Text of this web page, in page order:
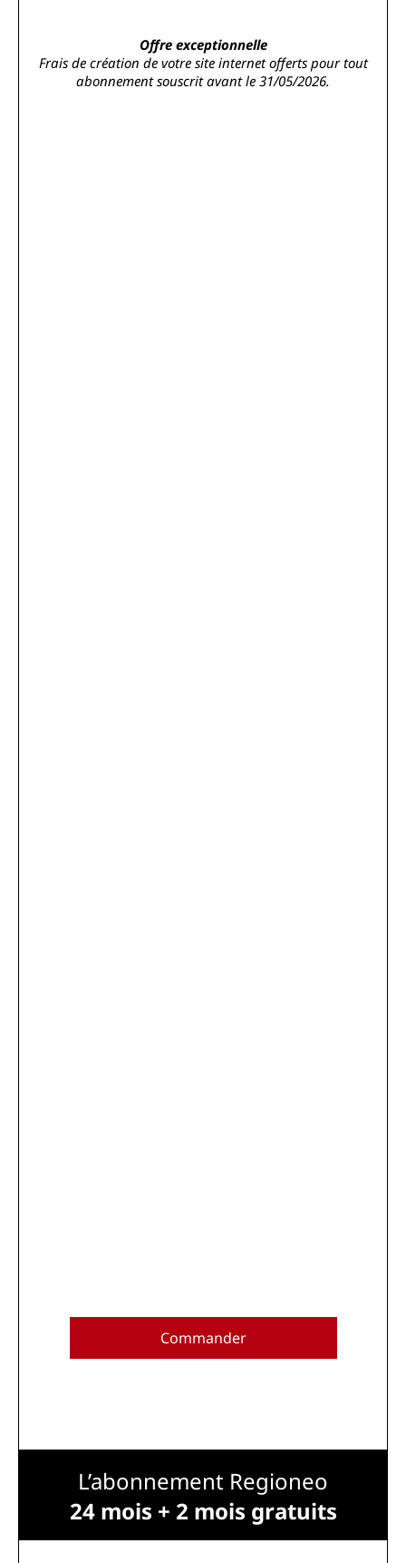
Offre exceptionnelle
Frais de création de votre site internet offerts pour tout
abonnement souscrit avant le 31/05/2026.
Commander
L’abonnement Regioneo
24 mois + 2 mois gratuits